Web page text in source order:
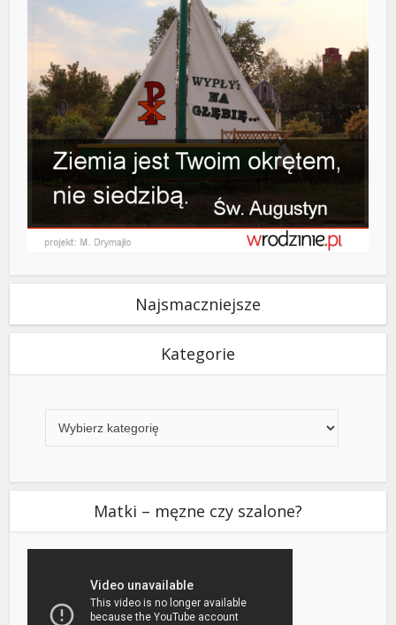
Najsmaczniejsze
Kategorie
Matki – męzne czy szalone?